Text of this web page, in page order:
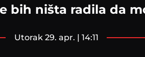
bih ništa radila da
utorak 29. apr. | 14:11